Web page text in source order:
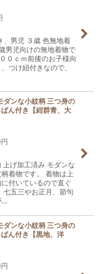
、男児 ３歳 色無地着
男児向けの無地着物で
０ｃｍ前後のお子様向
つけ紐付きなので、
ダンな小紋柄 三つ身の
ん付き【紺群青、大
円
げ加工済み モダンな
着物です。 着物は上
付いているので直ぐ
七五三やお正月、節句
…
ダンな小紋柄 三つ身の
ん付き【黒地、洋
円